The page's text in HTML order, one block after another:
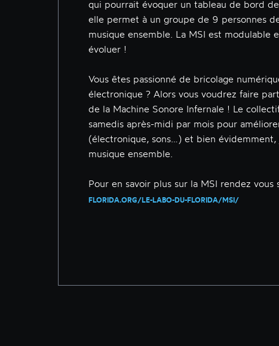
qui pourrait évoquer un tableau de bord de
elle permet à un groupe de 9 personnes
musique ensemble. La MSI est modulable
évoluer !
Vous êtes passionné de bricolage
électronique ? Alors vous voudrez faire
de la Machine Sonore Infernale ! Le
samedis après-midi par mois pour
(électronique, sons…) et bien évidemment,
musique ensemble.
Pour en savoir plus sur la MSI rendez vous
FLORIDA.ORG/LE-LABO-DU-FLORIDA/MSI/